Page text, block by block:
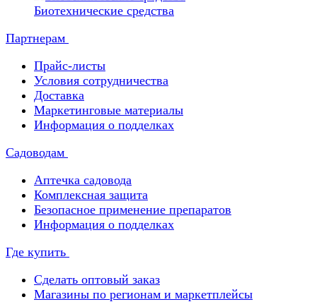
Биотехнические средства
Партнерам
Прайс-листы
Условия сотрудничества
Доставка
Маркетинговые материалы
Информация о подделках
Садоводам
Аптечка садовода
Комплексная защита
Безопасное применение препаратов
Информация о подделках
Где купить
Сделать оптовый заказ
Магазины по регионам и маркетплейсы